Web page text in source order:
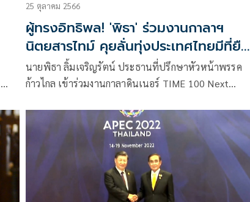
25 ตุลาคม 2566
ผู้ทรงอิทธิพล! 'พิธา' ร่วมงานกาลาฯ
นิตยสารไทม์ คุยลั่นทุ่งประเทศไทยมีที่ยืน
บนเวทีโลกแล้ว
นายพิธา ลิ้มเจริญรัตน์ ประธานที่ปรึกษาหัวหน้าพรรค
ก้าวไกล เข้าร่วมงานกาลาดินเนอร์ TIME 100 Next
สร้างการเปลี่ยนแปลง ผู้ทรงอิทธิพลแห่งอนาคต